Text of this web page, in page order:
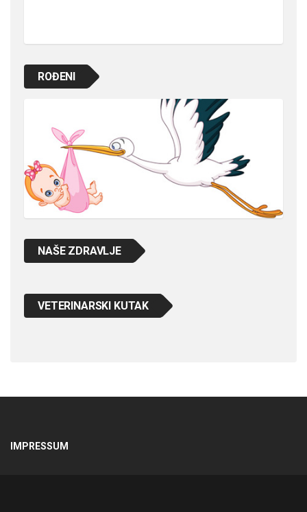
ROĐENI
NAŠE ZDRAVLJE
VETERINARSKI KUTAK
IMPRESSUM